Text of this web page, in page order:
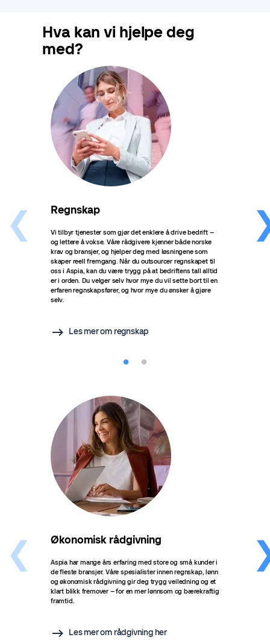
Hva kan vi hjelpe deg
med?
Regnskap
Vi tilbyr tjenester som gjør det enklere å drive bedrift –
og lettere å vokse. Våre rådgivere kjenner både norske
krav og bransjer, og hjelper deg med løsningene som
skaper reell fremgang. Når du outsourcer regnskapet til
oss i Aspia, kan du være trygg på at bedriftens tall alltid
er i orden. Du velger selv hvor mye du vil sette bort til en
erfaren regnskapsfører, og hvor mye du ønsker å gjøre
selv.
Les mer om regnskap
Økonomisk rådgivning
Aspia har mange års erfaring med store og små kunder i
de fleste bransjer. Våre spesialister innen regnskap, lønn
og økonomisk rådgivning gir deg trygg veiledning og et
klart blikk fremover – for en mer lønnsom og bærekraftig
framtid.
Les mer om rådgivning her